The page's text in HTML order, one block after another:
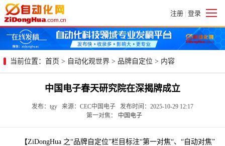
注册 | 登录
当前位置： 首页 > 自动化观世界 > 品牌自定位 > 内容
中国电子春天研究院在深揭牌成立
发布：tgy 来源：CEC中国电子 发布时间：2025-10-29 12:17
第一对焦：
中国电子
【ZiDongHua 之“品牌自定位”栏目标注“第一对焦“、“自动对焦”